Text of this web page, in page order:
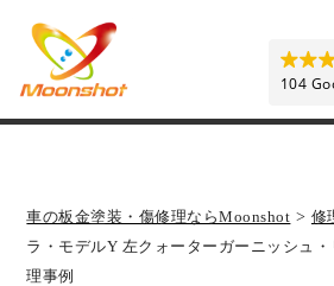
車の板金塗装・傷修理ならMoonshot > 修
ラ・モデルY 左クォーターガーニッシュ
理事例
104